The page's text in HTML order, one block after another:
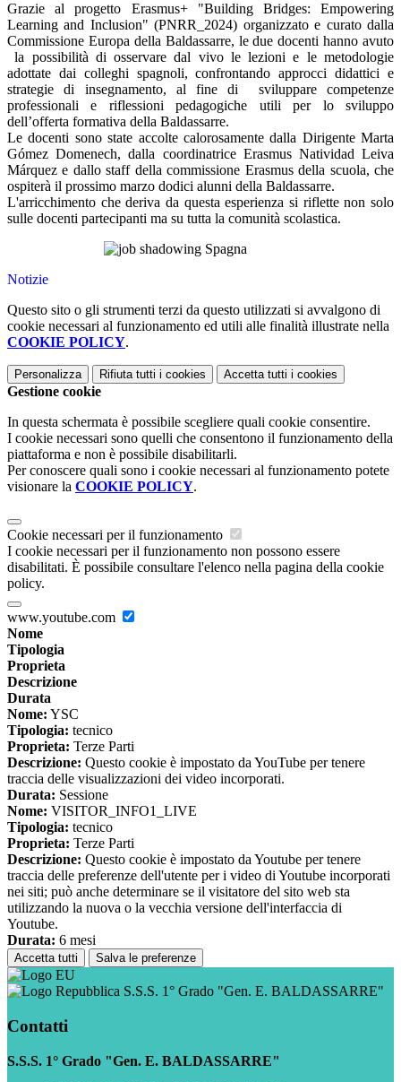
Grazie al progetto Erasmus+ "Building Bridges: Empowering
Learning and Inclusion" (PNRR_2024) organizzato e curato dalla
Commissione Europa della Baldassarre, le due docenti hanno avuto
la possibilità di osservare dal vivo le lezioni e le metodologie
adottate dai colleghi spagnoli, confrontando approcci didattici e
strategie di insegnamento, al fine di sviluppare competenze
professionali e riflessioni pedagogiche utili per lo sviluppo
dell’offerta formativa della Baldassarre.
Le docenti sono state accolte calorosamente dalla Dirigente Marta
Gómez Domenech, dalla coordinatrice Erasmus Natividad Leiva
Márquez e dallo staff della commissione Erasmus della scuola, che
ospiterà il prossimo marzo dodici alunni della Baldassarre.
L'arricchimento che deriva da questa esperienza si riflette non solo
sulle docenti partecipanti ma su tutta la comunità scolastica.
Notizie
Questo sito o gli strumenti terzi da questo utilizzati si avvalgono di
cookie necessari al funzionamento ed utili alle finalità illustrate nella
COOKIE POLICY.
Personalizza Rifiuta tutti i cookies Accetta tutti i cookies
Gestione cookie
In questa schermata è possibile scegliere quali cookie consentire.
I cookie necessari sono quelli che consentono il funzionamento della
piattaforma e non è possibile disabilitarli.
Per conoscere quali sono i cookie necessari al funzionamento potete
visionare la COOKIE POLICY.
Cookie necessari per il funzionamento
I cookie necessari per il funzionamento non possono essere
disabilitati. È possibile consultare l'elenco nella pagina della cookie
policy.
www.youtube.com
Nome
Tipologia
Proprieta
Descrizione
Durata
Nome: YSC
Tipologia: tecnico
Proprieta: Terze Parti
Descrizione: Questo cookie è impostato da YouTube per tenere
traccia delle visualizzazioni dei video incorporati.
Durata: Sessione
Nome: VISITOR_INFO1_LIVE
Tipologia: tecnico
Proprieta: Terze Parti
Descrizione: Questo cookie è impostato da Youtube per tenere
traccia delle preferenze dell'utente per i video di Youtube incorporati
nei siti; può anche determinare se il visitatore del sito web sta
utilizzando la nuova o la vecchia versione dell'interfaccia di
Youtube.
Durata: 6 mesi
Accetta tutti Salva le preferenze
S.S.S. 1° Grado "Gen. E. BALDASSARRE"
Contatti
S.S.S. 1° Grado "Gen. E. BALDASSARRE"